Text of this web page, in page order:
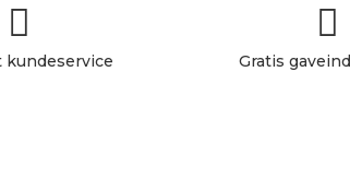

kundeservice

Gratis